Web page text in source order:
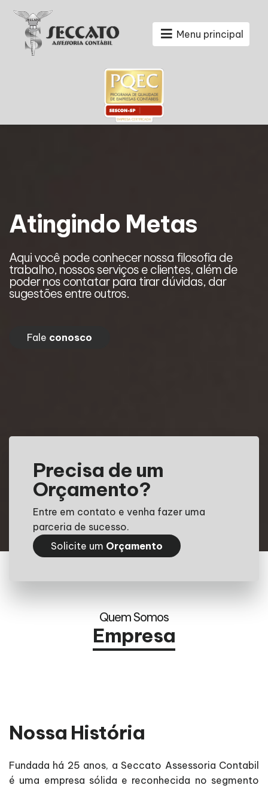
Menu principal
Atingindo Metas
Aqui você pode conhecer nossa filosofia de
trabalho, nossos serviços e clientes, além de
poder nos contatar para tirar dúvidas, dar
sugestões entre outros.
Fale conosco
Precisa de um
Orçamento?
Entre em contato e venha fazer uma
parceria de sucesso.
Solicite um Orçamento
Quem Somos
Empresa
Nossa História
Fundada há 25 anos, a Seccato Assessoria Contabil
é uma empresa sólida e reconhecida no segmento